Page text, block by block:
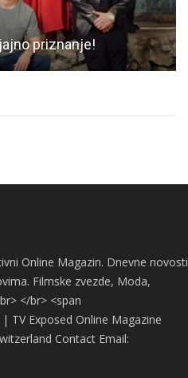
priznanje!
Online Magazin. Dnevne novosti
Filmske zvezde, Moda,
</br> <span
TV Exposed Online Magazine
Contact Email: